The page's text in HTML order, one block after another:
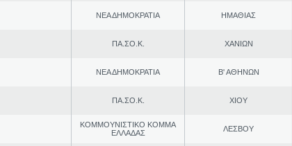
ΝΕΑ ΔΗΜΟΚΡΑΤΙΑ ΗΜΑΘΙΑΣ
ΠΑ.ΣΟ.Κ. ΧΑΝΙΩΝ
ΝΕΑ ΔΗΜΟΚΡΑΤΙΑ Β' ΑΘΗΝΩΝ
ΠΑ.ΣΟ.Κ. ΧΙΟΥ
ΚΟΜΜΟΥΝΙΣΤΙΚΟ ΚΟΜΜΑ
ΕΛΛΑΔΑΣ
ΛΕΣΒΟΥ